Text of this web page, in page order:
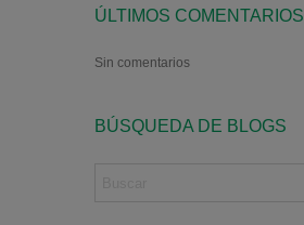
ÚLTIMOS COMENTARIOS
Sin comentarios
BÚSQUEDA DE BLOGS